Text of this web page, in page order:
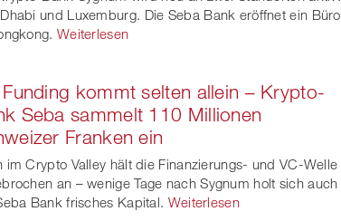
und Luxemburg. Die Seba Bank eröffnet ein Büro
Weiterlesen
Funding kommt selten allein – Krypto-
Seba sammelt 110 Millionen
Franken ein
im Crypto Valley hält die Finanzierungs- und VC-Welle
an – wenige Tage nach Sygnum holt sich auch
Bank frisches Kapital. Weiterlesen